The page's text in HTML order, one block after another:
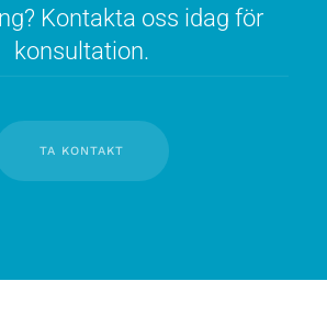
Kontakta oss idag för
konsultation.
TA KONTAKT